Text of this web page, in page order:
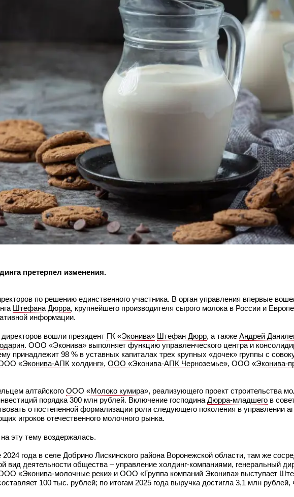
претерпел изменения.
по решению единственного участника. В орган управления впервые
Штефана Дюрра, крупнейшего производителя сырого молока в России и
информации.
вошли президент ГК «Эконива» Штефан Дюрр, а также Андрей
. ООО «Эконива» выполняет функцию управленческого центра и
принадлежит 98 % в уставных капиталах трех крупных «дочек» группы с
«Эконива‑АПК холдинг», ООО «Эконива‑АПК Черноземье», ООО
алтайского ООО «Молоко кумира», реализующего проект строительства
порядка 300 млн рублей. Включение господина Дюрра-младшего в
о постепенной формализации роли следующего поколения в управлении
игроков отечественного молочного рынка.
эту тему воздержалась.
года в селе Добрино Лискинского района Воронежской области, там же
вид деятельности общества – управление холдинг‑компаниями, генеральный
«Эконива‑молочные реки» и ООО «Группа компаний Эконива» выступает
100 тыс. рублей; по итогам 2025 года выручка достигла 3,1 млн